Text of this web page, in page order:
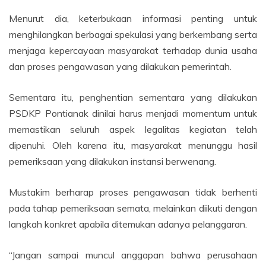
Menurut dia, keterbukaan informasi penting untuk
menghilangkan berbagai spekulasi yang berkembang serta
menjaga kepercayaan masyarakat terhadap dunia usaha
dan proses pengawasan yang dilakukan pemerintah.
Sementara itu, penghentian sementara yang dilakukan
PSDKP Pontianak dinilai harus menjadi momentum untuk
memastikan seluruh aspek legalitas kegiatan telah
dipenuhi. Oleh karena itu, masyarakat menunggu hasil
pemeriksaan yang dilakukan instansi berwenang.
Mustakim berharap proses pengawasan tidak berhenti
pada tahap pemeriksaan semata, melainkan diikuti dengan
langkah konkret apabila ditemukan adanya pelanggaran.
“Jangan sampai muncul anggapan bahwa perusahaan